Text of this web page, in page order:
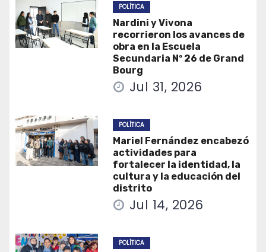
POLÍTICA
Nardini y Vivona
recorrieron los avances de
obra en la Escuela
Secundaria Nº 26 de Grand
Bourg
Jul 31, 2026
POLÍTICA
Mariel Fernández encabezó
actividades para
fortalecer la identidad, la
cultura y la educación del
distrito
Jul 14, 2026
POLÍTICA